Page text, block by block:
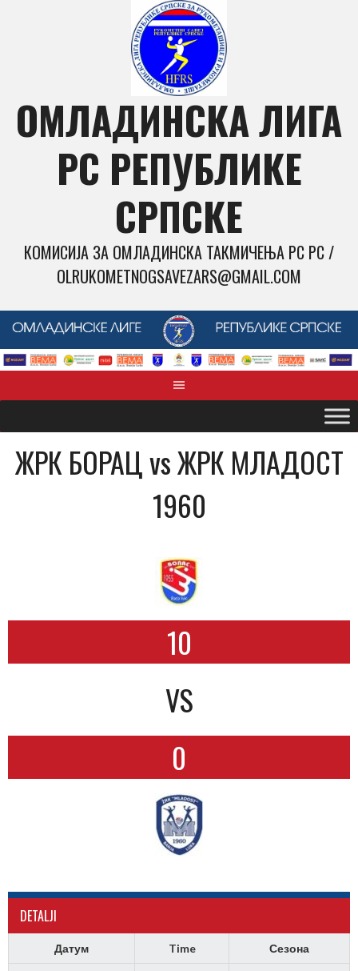
ОМЛАДИНСКА ЛИГА
РС РЕПУБЛИКЕ
СРПСКЕ
КОМИСИЈА ЗА ОМЛАДИНСКА ТАКМИЧЕЊА РС РС /
OLRUKOMETNOGSAVEZARS@GMAIL.COM
ЖРК БОРАЦ vs ЖРК МЛАДОСТ
1960
10
VS
0
DETALJI
Датум Time Сезона